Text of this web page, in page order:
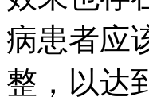
病患者应
整，以达